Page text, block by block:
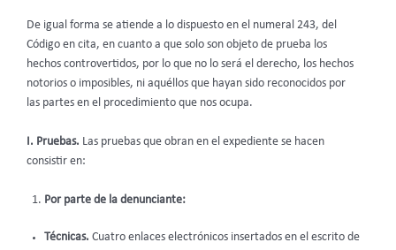
De igual forma se atiende a lo dispuesto en el numeral 243, del
Código en cita, en cuanto a que solo son objeto de prueba los
hechos controvertidos, por lo que no lo será el derecho, los hechos
notorios o imposibles, ni aquéllos que hayan sido reconocidos por
las partes en el procedimiento que nos ocupa.
I. Pruebas. Las pruebas que obran en el expediente se hacen
consistir en:
Por parte de la denunciante:
Técnicas. Cuatro enlaces electrónicos insertados en el escrito de